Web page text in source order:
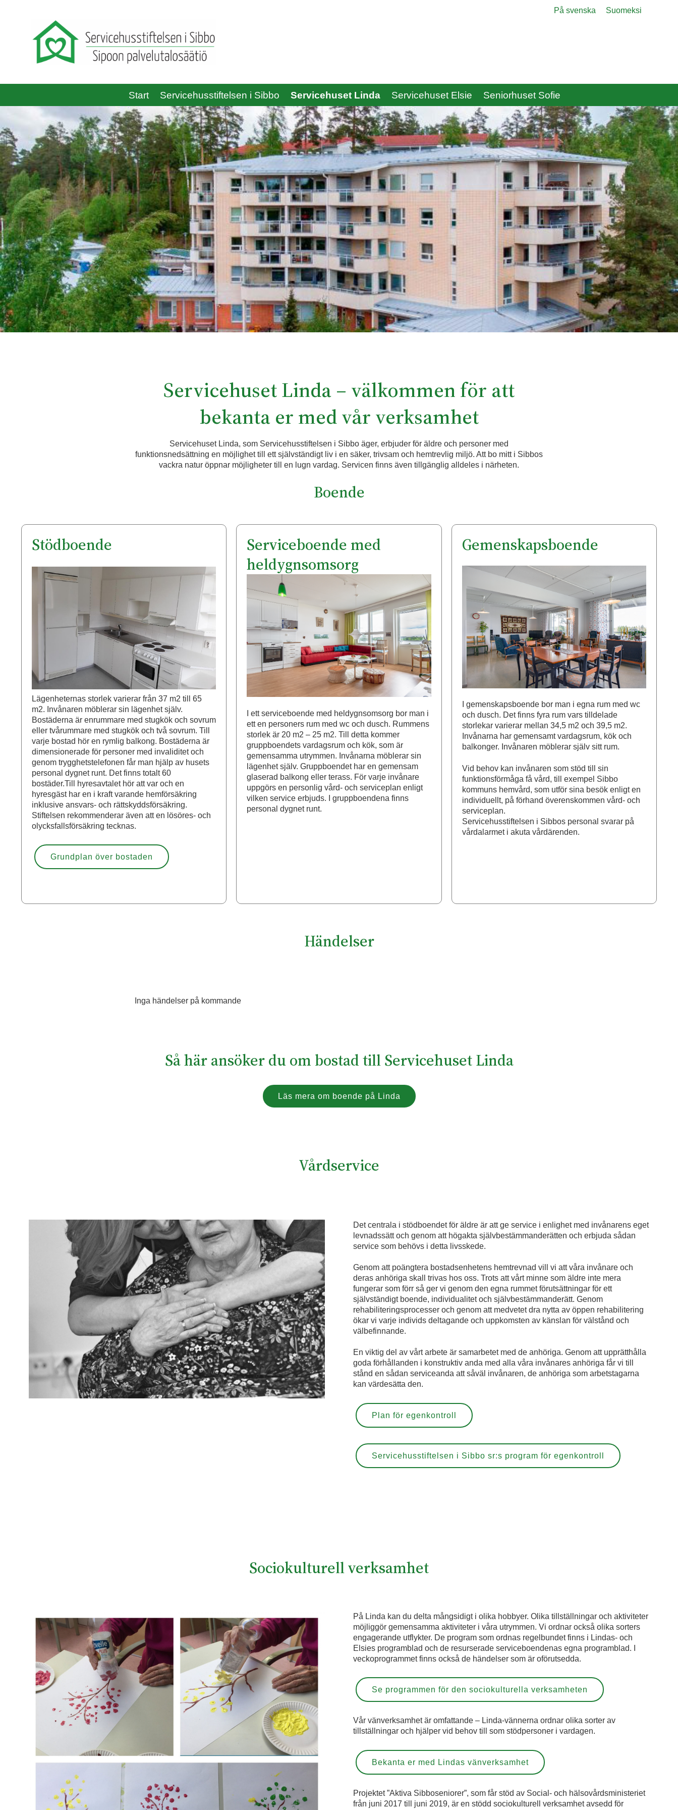
På svenska
Suomeksi
Start Servicehusstiftelsen i Sibbo Servicehuset Linda Servicehuset Elsie Seniorhuset Sofie
Servicehuset Linda – välkommen för att
bekanta er med vår verksamhet
Servicehuset Linda, som Servicehusstiftelsen i Sibbo äger, erbjuder för äldre och personer med
funktionsnedsättning en möjlighet till ett självständigt liv i en säker, trivsam och hemtrevlig miljö. Att bo mitt i Sibbos
vackra natur öppnar möjligheter till en lugn vardag. Servicen finns även tillgänglig alldeles i närheten.
Boende
Stödboende
Lägenheternas storlek varierar från 37 m2 till 65
m2. Invånaren möblerar sin lägenhet själv.
Bostäderna är enrummare med stugkök och sovrum
eller tvårummare med stugkök och två sovrum. Till
varje bostad hör en rymlig balkong. Bostäderna är
dimensionerade för personer med invaliditet och
genom trygghetstelefonen får man hjälp av husets
personal dygnet runt. Det finns totalt 60
bostäder.Till hyresavtalet hör att var och en
hyresgäst har en i kraft varande hemförsäkring
inklusive ansvars- och rättskyddsförsäkring.
Stiftelsen rekommenderar även att en lösöres- och
olycksfallsförsäkring tecknas.
Grundplan över bostaden
Serviceboende med
heldygnsomsorg
I ett serviceboende med heldygnsomsorg bor man i
ett en personers rum med wc och dusch. Rummens
storlek är 20 m2 – 25 m2. Till detta kommer
gruppboendets vardagsrum och kök, som är
gemensamma utrymmen. Invånarna möblerar sin
lägenhet själv. Gruppboendet har en gemensam
glaserad balkong eller terass. För varje invånare
uppgörs en personlig vård- och serviceplan enligt
vilken service erbjuds. I gruppboendena finns
personal dygnet runt.
Gemenskapsboende
I gemenskapsboende bor man i egna rum med wc
och dusch. Det finns fyra rum vars tilldelade
storlekar varierar mellan 34,5 m2 och 39,5 m2.
Invånarna har gemensamt vardagsrum, kök och
balkonger. Invånaren möblerar själv sitt rum.
Vid behov kan invånaren som stöd till sin
funktionsförmåga få vård, till exempel Sibbo
kommuns hemvård, som utför sina besök enligt en
individuellt, på förhand överenskommen vård- och
serviceplan.
Servicehusstiftelsen i Sibbos personal svarar på
vårdalarmet i akuta vårdärenden.
Händelser
Inga händelser på kommande
Så här ansöker du om bostad till Servicehuset Linda
Läs mera om boende på Linda
Vårdservice
Det centrala i stödboendet för äldre är att ge service i enlighet med invånarens eget
levnadssätt och genom att högakta självbestämmanderätten och erbjuda sådan
service som behövs i detta livsskede.
Genom att poängtera bostadsenhetens hemtrevnad vill vi att våra invånare och
deras anhöriga skall trivas hos oss. Trots att vårt minne som äldre inte mera
fungerar som förr så ger vi genom den egna rummet förutsättningar för ett
självständigt boende, individualitet och självbestämmanderätt. Genom
rehabiliteringsprocesser och genom att medvetet dra nytta av öppen rehabilitering
ökar vi varje individs deltagande och uppkomsten av känslan för välstånd och
välbefinnande.
En viktig del av vårt arbete är samarbetet med de anhöriga. Genom att upprätthålla
goda förhållanden i konstruktiv anda med alla våra invånares anhöriga får vi till
stånd en sådan serviceanda att såväl invånaren, de anhöriga som arbetstagarna
kan värdesätta den.
Plan för egenkontroll
Servicehusstiftelsen i Sibbo sr:s program för egenkontroll
Sociokulturell verksamhet
På Linda kan du delta mångsidigt i olika hobbyer. Olika tillställningar och aktiviteter
möjliggör gemensamma aktiviteter i våra utrymmen. Vi ordnar också olika sorters
engagerande utflykter. De program som ordnas regelbundet finns i Lindas- och
Elsies programblad och de resurserade serviceboendenas egna programblad. I
veckoprogrammet finns också de händelser som är oförutsedda.
Se programmen för den sociokulturella verksamheten
Vår vänverksamhet är omfattande – Linda-vännerna ordnar olika sorter av
tillställningar och hjälper vid behov till som stödpersoner i vardagen.
Bekanta er med Lindas vänverksamhet
Projektet ”Aktiva Sibboseniorer”, som får stöd av Social- och hälsovårdsministeriet
från juni 2017 till juni 2019, är en stödd sociokulturell verksamhet avsedd för